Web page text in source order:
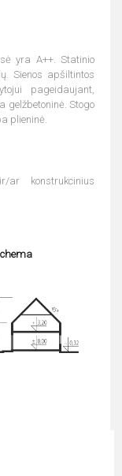
yra A++. Statinio
Sienos apšiltintos
pageidaujant,
gelžbetoninė. Stogo
plieninė.
konstrukcinius